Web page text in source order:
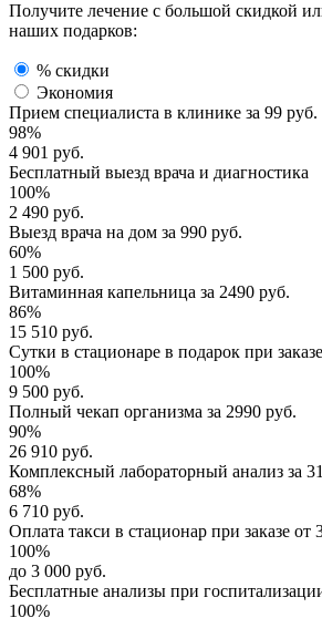
Получите лечение с большой скидкой
наших подарков:
% скидки
Экономия
Прием специалиста в клинике за 99 руб.
98%
4 901 руб.
Бесплатный выезд врача и диагностика
100%
2 490 руб.
Выезд врача на дом за 990 руб.
60%
1 500 руб.
Витаминная капельница за 2490 руб.
86%
15 510 руб.
Сутки в стационаре в подарок при
100%
9 500 руб.
Полный чекап организма за 2990 руб.
90%
26 910 руб.
Комплексный лабораторный анализ за
68%
6 710 руб.
Оплата такси в стационар при заказе от
100%
до 3 000 руб.
Бесплатные анализы при
100%